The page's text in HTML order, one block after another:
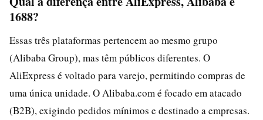
1688?
Essas três plataformas pertencem ao mesmo grupo
(Alibaba Group), mas têm públicos diferentes. O
AliExpress é voltado para varejo, permitindo compras de
uma única unidade. O Alibaba.com é focado em atacado
(B2B), exigindo pedidos mínimos e destinado a empresas.